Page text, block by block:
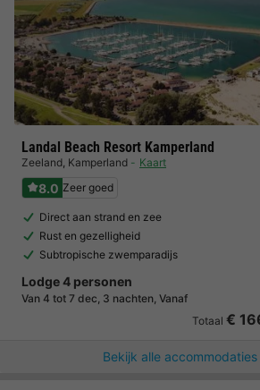
Landal Beach Resort Kamperland
Zeeland, Kamperland Kaart
8.0 Zeer goed
Direct aan strand en zee
Rust en gezelligheid
Subtropische zwemparadijs
Lodge 4 personen
Van 4 tot 7 dec, 3 nachten, Vanaf
Totaal €
Bekijk alle accommodaties